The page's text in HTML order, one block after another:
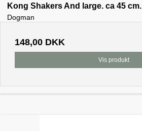
Kong Shakers And large. ca 45 cm.
Dogman
148,00 DKK
Vis produkt